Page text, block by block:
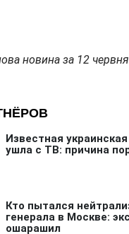
новина за 12 червня